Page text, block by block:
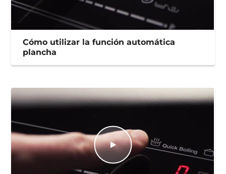
Cómo utilizar la función automática
plancha